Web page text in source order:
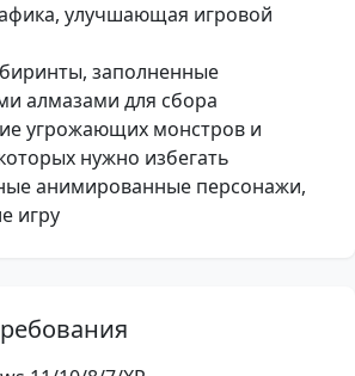
улучшающая игровой
заполненные
алмазами для сбора
угрожающих монстров и
нужно избегать
анимированные персонажи,
игру